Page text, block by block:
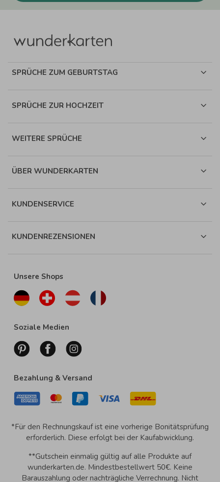
SPRÜCHE ZUM GEBURTSTAG
SPRÜCHE ZUR HOCHZEIT
WEITERE SPRÜCHE
ÜBER WUNDERKARTEN
KUNDENSERVICE
KUNDENREZENSIONEN
Unsere Shops
Soziale Medien
Bezahlung & Versand
*Für den Rechnungskauf ist eine vorherige Bonitätsprüfung
erforderlich. Diese erfolgt bei der Kaufabwicklung.
**Gutschein einmalig gültig auf alle Produkte auf
wunderkarten.de. Mindestbestellwert 50€. Keine
Barauszahlung oder nachträgliche Verrechnung. Nicht